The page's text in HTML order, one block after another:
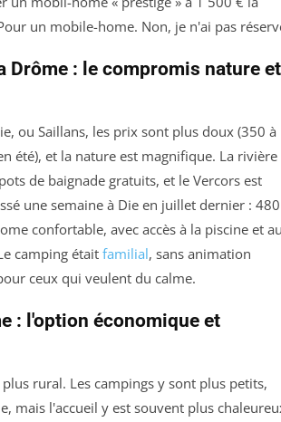
un mobile-home. Non, je n'ai pas
Drôme : le compromis nature et
ou Saillans, les prix sont plus doux (350 à
été), et la nature est magnifique. La rivière
de baignade gratuits, et le Vercors est
une semaine à Die en juillet dernier : 480
confortable, avec accès à la piscine et
camping était familial, sans animation
ceux qui veulent du calme.
: l'option économique et
rural. Les campings y sont plus petits,
mais l'accueil y est souvent plus